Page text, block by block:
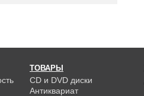
ТОВАРЫ
CD и DVD диски
Антиквариат